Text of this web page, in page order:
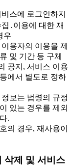
스에 로그인하지
․이용에 대한 재
우
용자의 이용을 제
및 기간 등 구체
공지, 서비스 이용
에서 별도로 정하
보는 법령의 규정
있는 경우를 제외
.
의 경우, 재사용이
삭제 및 서비스